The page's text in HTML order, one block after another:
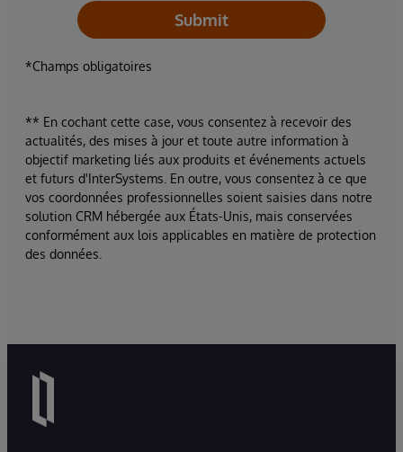
Submit
*Champs obligatoires
** En cochant cette case, vous consentez à recevoir des
actualités, des mises à jour et toute autre information à
objectif marketing liés aux produits et événements actuels
et futurs d'InterSystems. En outre, vous consentez à ce que
vos coordonnées professionnelles soient saisies dans notre
solution CRM hébergée aux États-Unis, mais conservées
conformément aux lois applicables en matière de protection
des données.